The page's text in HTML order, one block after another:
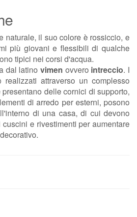
naturale, il suo colore è rossiccio, e
più giovani e flessibili di qualche
tipici nei corsi d'acqua.
dal latino vimen ovvero intreccio. I
attraverso un complesso
delle cornici di supporto,
di arredo per esterni, posono
di una casa, di cui devono
e rivestimenti per aumentare